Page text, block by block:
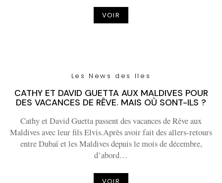
VOIR
Les News des Iles
CATHY ET DAVID GUETTA AUX MALDIVES POUR
DES VACANCES DE RÊVE. MAIS OÙ SONT-ILS ?
Cathy et David Guetta passent des vacances de Rêve aux
Maldives avec leur fils Elvis.Après avoir fait des allers-retours
entre Dubaï et les Maldives depuis le mois de décembre,
d’abord…